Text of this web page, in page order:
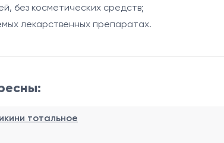
во время процедуры;
без косметических средств;
лекарственных препаратах.
тотальное